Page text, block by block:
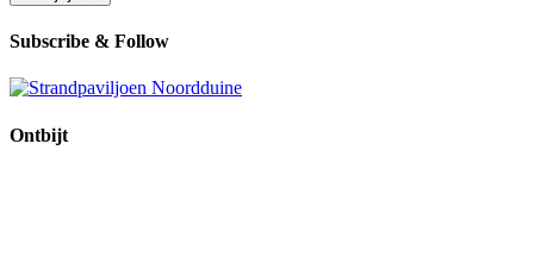
Subscribe & Follow
Ontbijt